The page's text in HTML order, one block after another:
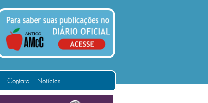
Contato Notícias